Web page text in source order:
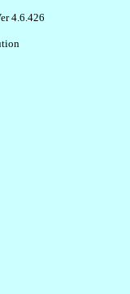
4.6.426